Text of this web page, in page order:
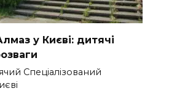
у Києві: дитячі
Спеціалізований